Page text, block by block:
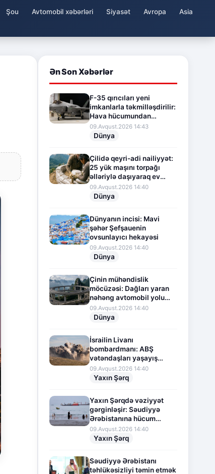
Şou Avtomobil xəbərləri Siyasət Avropa
Asia
Ən Son Xəbərlər
F-35 qırıcıları yeni
imkanlarla təkmilləşdirilir:
Hava hücumundan
müdafiə sistemi
gücləndirilir
09.Avqust.2026 14:43
Dünya
Çilidə qeyri-adi nailiyyət:
25 yük maşını torpağı
əlləriylə daşıyaraq ev
tikdilər
09.Avqust.2026 14:40
Dünya
Dünyanın incisi: Mavi
şəhər Şefşauenin
ovsunlayıcı hekayəsi
09.Avqust.2026 14:40
Dünya
Çinin mühəndislik
möcüzəsi: Dağları yaran
nəhəng avtomobil yolu
layihəsi
09.Avqust.2026 14:40
Dünya
İsrailin Livanı
bombardmanı: ABŞ
vətəndaşları yaşayış
yerlərini itirməkdən
narahatdır
09.Avqust.2026 14:40
Yaxın Şərq
Yaxın Şərqdə vəziyyət
gərginləşir: Səudiyyə
Ərəbistanına hücum
təhdidi
09.Avqust.2026 14:40
Yaxın Şərq
Səudiyyə Ərəbistanı
təhlükəsizliyi təmin etmək